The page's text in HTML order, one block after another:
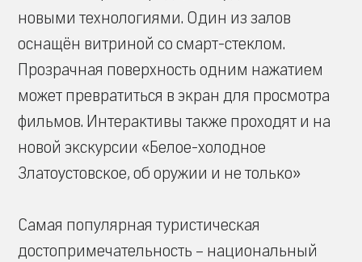
новыми технологиями. Один из залов
оснащён витриной со смарт-стеклом.
Прозрачная поверхность одним нажатием
может превратиться в экран для просмотра
фильмов. Интерактивы также проходят и на
новой экскурсии «Белое-холодное
Златоустовское, об оружии и не только»
Самая популярная туристическая
достопримечательность – национальный